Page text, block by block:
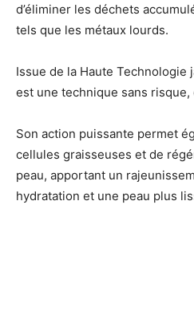
d’éliminer les déchets
tels que les métaux lourds.
Issue de la Haute Technologie
est une technique sans
Son action puissante permet
cellules graisseuses et de
peau, apportant un
hydratation et une peau plus